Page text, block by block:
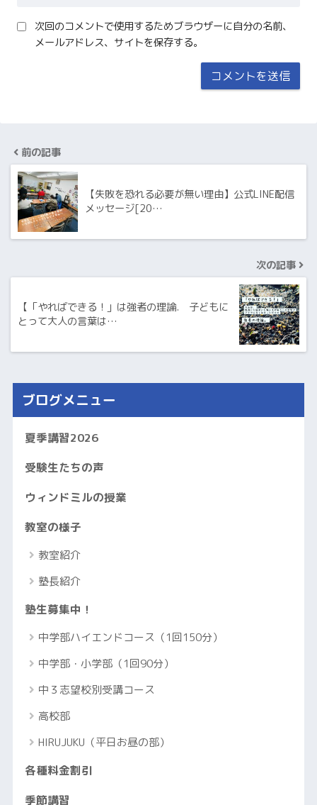
次回のコメントで使用するためブラウザーに自分の名前、
メールアドレス、サイトを保存する。
前の記事
【失敗を恐れる必要が無い理由】公式LINE配信
メッセージ[20…
次の記事
【「やればできる！」は強者の理論. 子どもに
とって大人の言葉は…
ブログメニュー
夏季講習2026
受験生たちの声
ウィンドミルの授業
教室の様子
教室紹介
塾長紹介
塾生募集中！
中学部ハイエンドコース（1回150分）
中学部・小学部（1回90分）
中３志望校別受講コース
高校部
HIRUJUKU（平日お昼の部）
各種料金割引
季節講習